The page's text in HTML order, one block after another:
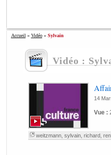
Accueil » Vidéo» Sylvain
Vidéo :
14
Vue :
weitzmann, sylvain, richard,